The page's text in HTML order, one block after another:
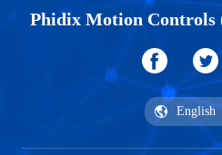
Phidix Motion Controls